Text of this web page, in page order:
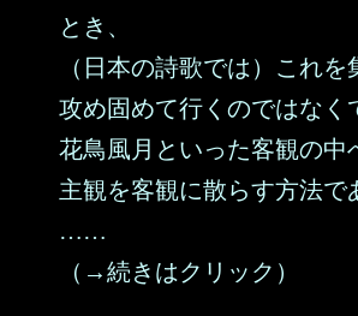
とき、
（日本の詩歌では）これ
攻め固めて行くのではなく
花鳥風月といった客観の中
主観を客観に散らす方法で
……
（→続きはクリック）